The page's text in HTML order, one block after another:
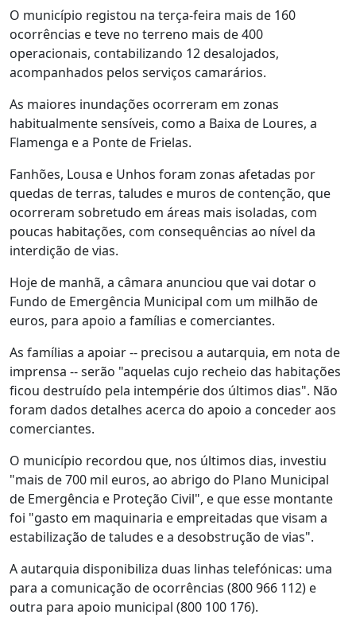
O município registou na terça-feira mais de 160
ocorrências e teve no terreno mais de 400
operacionais, contabilizando 12 desalojados,
acompanhados pelos serviços camarários.
As maiores inundações ocorreram em zonas
habitualmente sensíveis, como a Baixa de Loures, a
Flamenga e a Ponte de Frielas.
Fanhões, Lousa e Unhos foram zonas afetadas por
quedas de terras, taludes e muros de contenção, que
ocorreram sobretudo em áreas mais isoladas, com
poucas habitações, com consequências ao nível da
interdição de vias.
Hoje de manhã, a câmara anunciou que vai dotar o
Fundo de Emergência Municipal com um milhão de
euros, para apoio a famílias e comerciantes.
As famílias a apoiar -- precisou a autarquia, em nota de
imprensa -- serão "aquelas cujo recheio das habitações
ficou destruído pela intempérie dos últimos dias". Não
foram dados detalhes acerca do apoio a conceder aos
comerciantes.
O município recordou que, nos últimos dias, investiu
"mais de 700 mil euros, ao abrigo do Plano Municipal
de Emergência e Proteção Civil", e que esse montante
foi "gasto em maquinaria e empreitadas que visam a
estabilização de taludes e a desobstrução de vias".
A autarquia disponibiliza duas linhas telefónicas: uma
para a comunicação de ocorrências (800 966 112) e
outra para apoio municipal (800 100 176).